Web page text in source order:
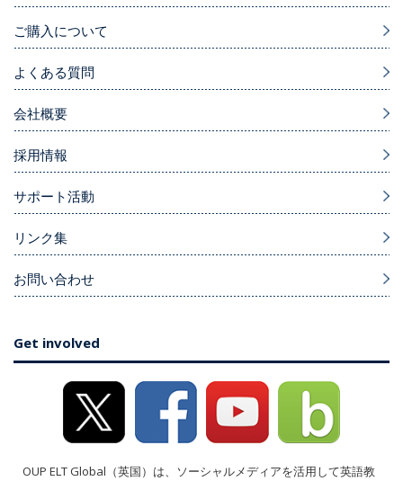
ご購入について
よくある質問
会社概要
採用情報
サポート活動
リンク集
お問い合わせ
Get involved
OUP ELT Global（英国）は、ソーシャルメディアを活用して英語教